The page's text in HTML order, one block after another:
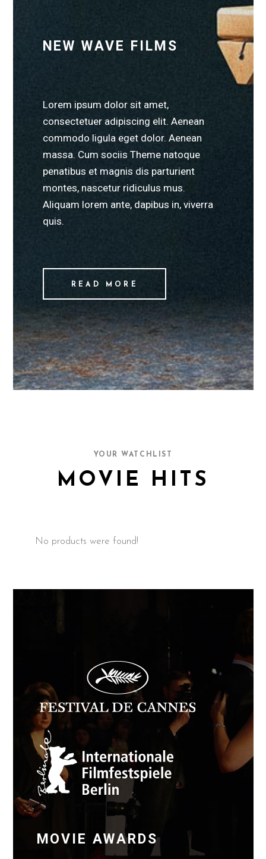
NEW WAVE FILMS
Lorem ipsum dolor sit amet,
consectetuer adipiscing elit. Aenean
commodo ligula eget dolor. Aenean
massa. Cum sociis Theme natoque
penatibus et magnis dis parturient
montes, nascetur ridiculus mus.
Aliquam lorem ante, dapibus in, viverra
quis.
READ MORE
YOUR WATCHLIST
MOVIE HITS
No products were found!
MOVIE AWARDS